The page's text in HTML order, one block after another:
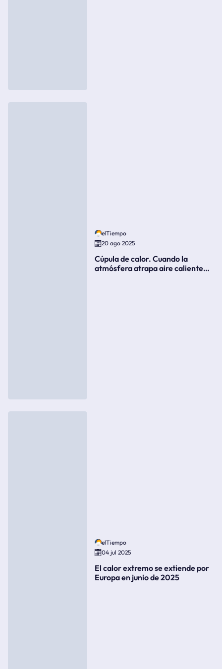
elTiempo
20 ago 2025
Cúpula de calor. Cuando la
atmósfera atrapa aire caliente
elTiempo
04 jul 2025
El calor extremo se extiende por
Europa en junio de 2025